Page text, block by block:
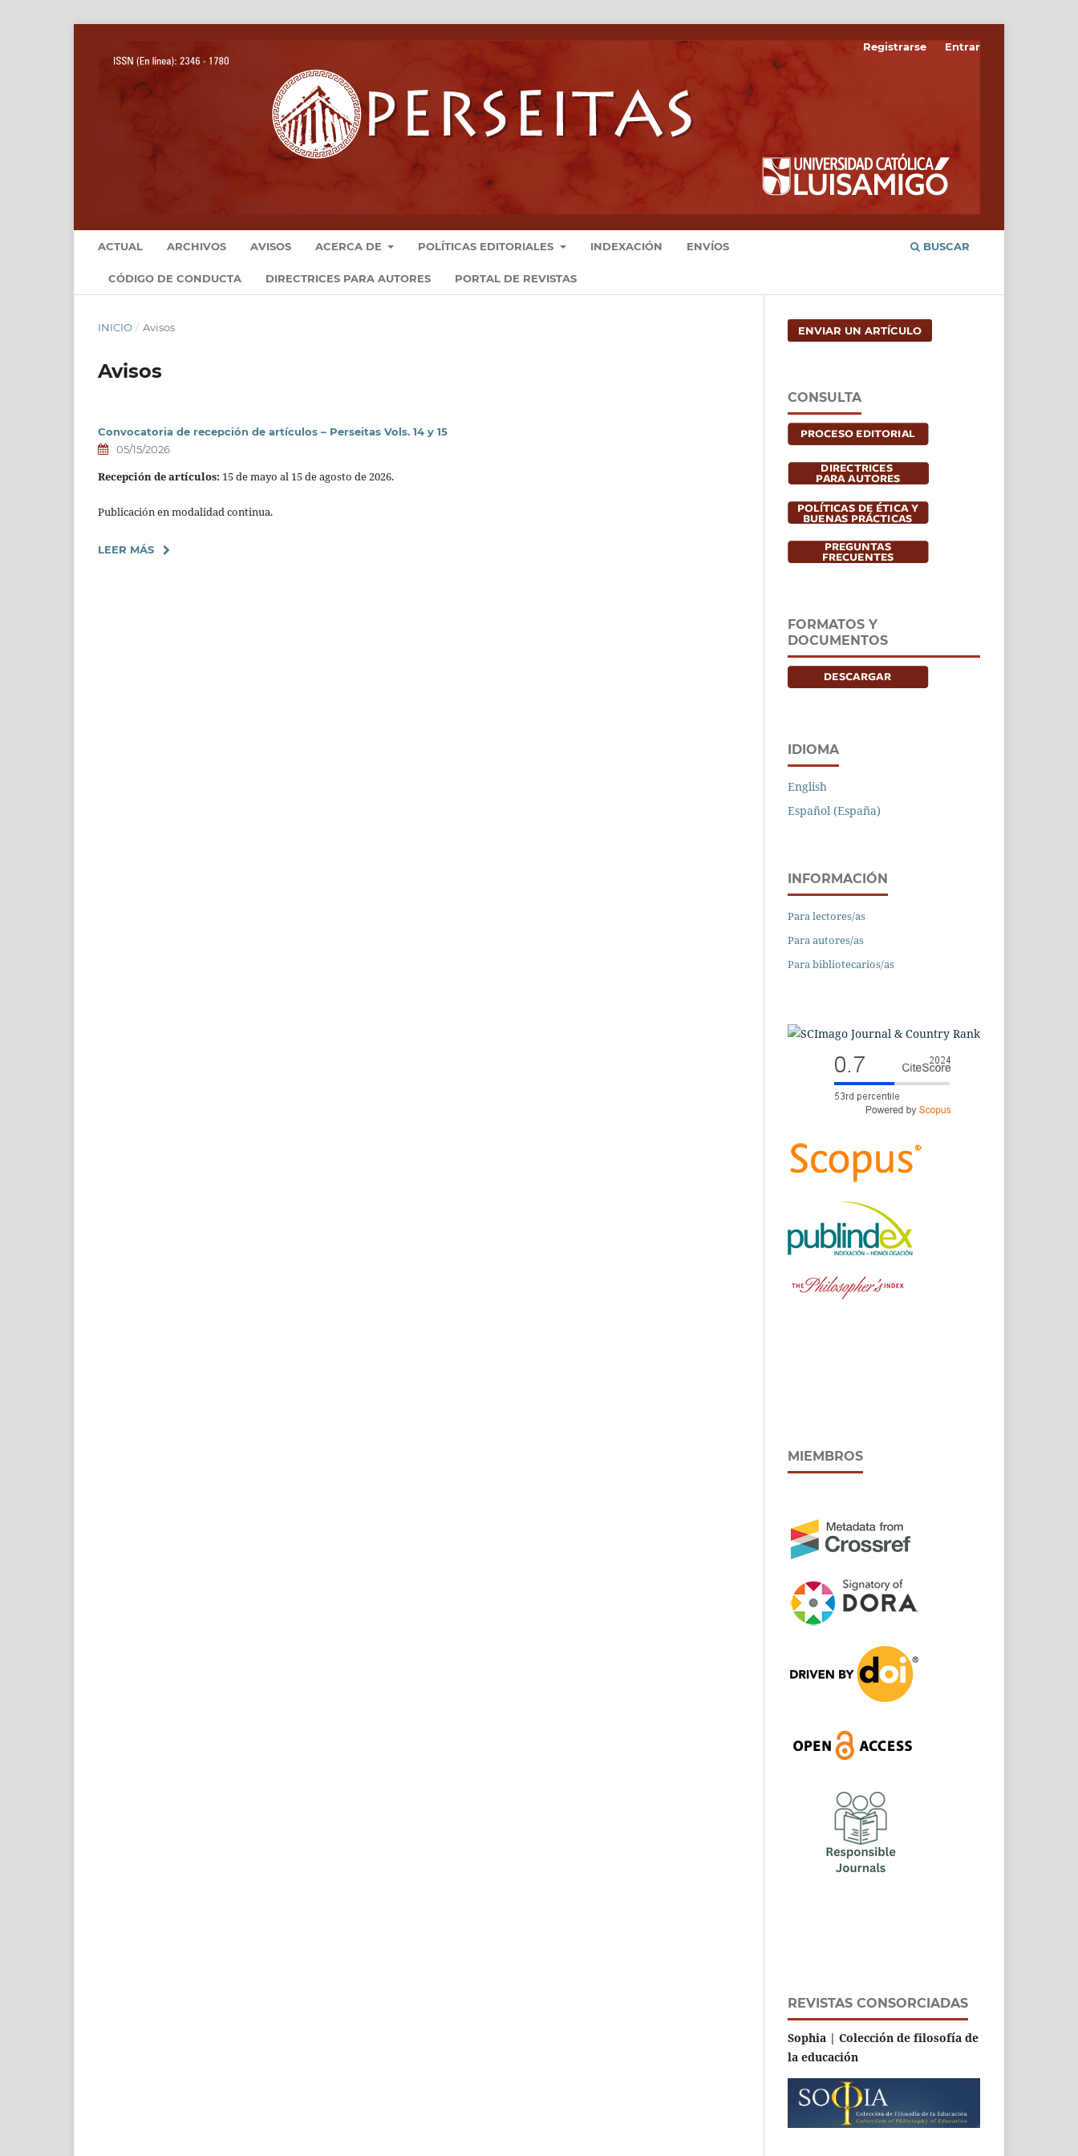
ACTUAL ARCHIVOS AVISOS ACERCA DE POLÍTICAS EDITORIALES INDEXACIÓN ENVÍOS
CÓDIGO DE CONDUCTA DIRECTRICES PARA AUTORES PORTAL DE REVISTAS
BUSCAR
Registrarse Entrar
INICIO / Avisos
Avisos
Convocatoria de recepción de artículos – Perseitas Vols. 14 y 15
05/15/2026
Recepción de artículos: 15 de mayo al 15 de agosto de 2026.
Publicación en modalidad continua.
LEER MÁS
ENVIAR UN ARTÍCULO
CONSULTA
FORMATOS Y
DOCUMENTOS
IDIOMA
English
Español (España)
INFORMACIÓN
Para lectores/as
Para autores/as
Para bibliotecarios/as
MIEMBROS
REVISTAS CONSORCIADAS
Sophia | Colección de filosofía de
la educación